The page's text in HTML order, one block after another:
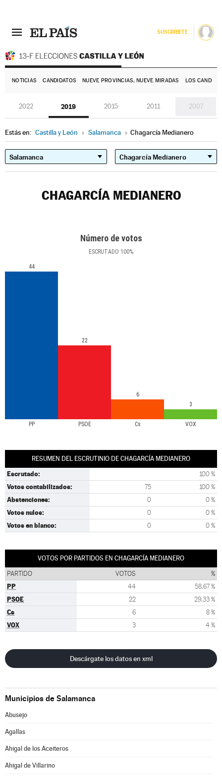
SUSCRÍBETE
NOTICIAS CANDIDATOS NUEVE PROVINCIAS, NUEVE MIRADAS LOS
2022 2019 2015 2011 2007
Estás en: Castilla y León » Salamanca » Chagarcía Medianero
CHAGARCÍA MEDIANERO
Número de votos
ESCRUTADO 100%
PP PSOE Cs VOX
44
22
6
3
RESUMEN DEL ESCRUTINIO DE CHAGARCÍA MEDIANERO
Escrutado: 100 %
Votos contabilizados: 75 100 %
Abstenciones: 0 0 %
Votos nulos: 0 0 %
Votos en blanco: 0 0 %
VOTOS POR PARTIDOS EN CHAGARCÍA MEDIANERO
PARTIDO VOTOS %
PP 44 58,67 %
PSOE 22 29,33 %
Cs 6 8 %
VOX 3 4 %
Descárgate los datos en xml
Municipios de Salamanca
Abusejo
Agallas
Ahigal de los Aceiteros
Ahigal de Villarino